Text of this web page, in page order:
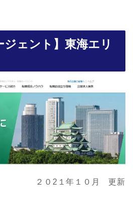
ジェント】東海エリ
２０2１年１０月 更新